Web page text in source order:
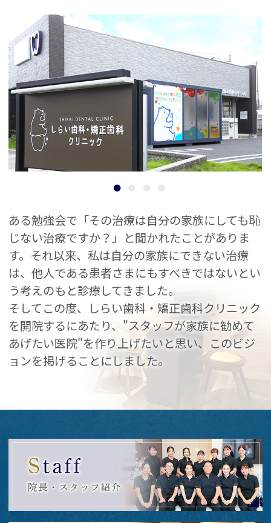
ある勉強会で「その治療は自分の家族にしても恥
じない治療ですか？」と聞かれたことがありま
す。 それ以来、私は自分の家族にできない治療
は、他人である患者さまにもすべきではないとい
う考えのもと診療してきました。
そしてこの度、しらい歯科・矯正歯科クリニック
を開院するにあたり、"スタッフが家族に勧めて
あげたい医院"を作り上げたいと思い、このビジ
ョンを掲げることにしました。